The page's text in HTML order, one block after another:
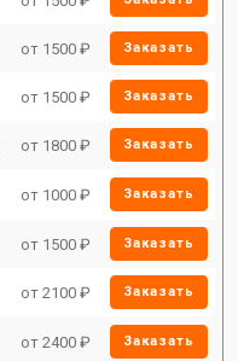
от 1500 ₽ Заказать
от 1500 ₽ Заказать
от 1800 ₽ Заказать
от 1000 ₽ Заказать
от 1500 ₽ Заказать
от 2100 ₽ Заказать
от 2400 ₽ Заказать